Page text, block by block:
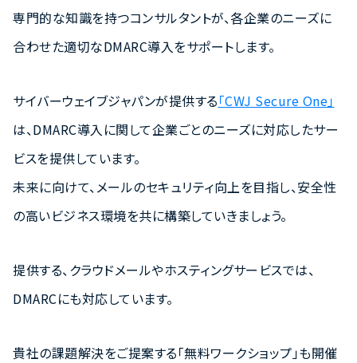
専門的な知識を持つコンサルタントが、各企業のニーズに
合わせた適切なDMARC導入をサポートします。
サイバーウェイブジャパンが提供する「CWJ Secure One」
は、DMARC導入に関して企業ごとのニーズに対応したサー
ビスを提供しています。
未来に向けて、メールのセキュリティ向上を目指し、安全性
の高いビジネス環境を共に構築していきましょう。
提供する、クラウドメールやホスティングサービスでは、
DMARCにも対応しています。
貴社の課題解決をご提案する「無料ワークショップ」も開催